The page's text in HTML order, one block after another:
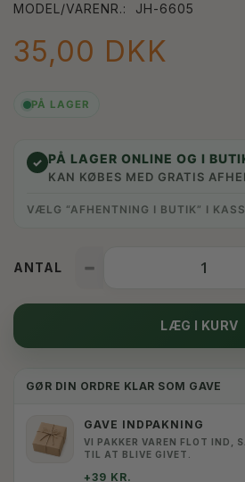
MODEL/VARENR.: JH-6605
35,00 DKK
PÅ LAGER
✓ PÅ LAGER ONLINE OG I
KAN KØBES MED GRATIS
VÆLG “AFHENTNING I BUTIK” I
ANTAL
LÆG I KURV
GØR DIN ORDRE KLAR SOM GAVE
GAVE INDPAKNING
VI PAKKER VAREN FLOT IND,
TIL AT BLIVE GIVET.
+39 KR.